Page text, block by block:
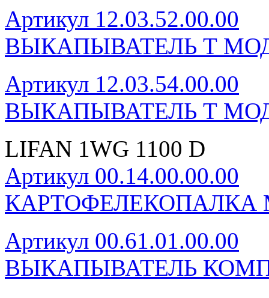
Артикул 12.03.52.00.00
ВЫКАПЫВАТЕЛЬ Т
Артикул 12.03.54.00.00
ВЫКАПЫВАТЕЛЬ Т
LIFAN 1WG 1100 D
Артикул 00.14.00.00.00
КАРТОФЕЛЕКОПАЛКА
Артикул 00.61.01.00.00
ВЫКАПЫВАТЕЛЬ